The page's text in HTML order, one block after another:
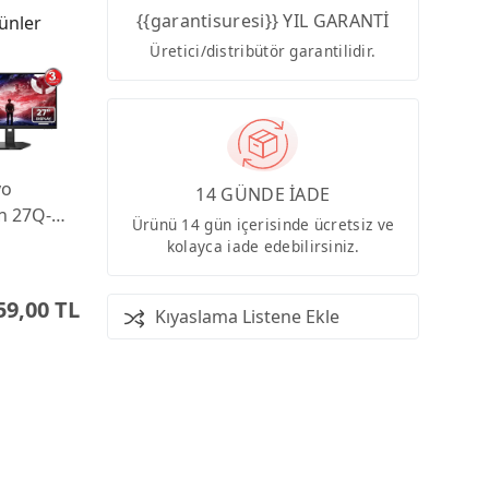
27Q-
TL
{{garantisuresi}} YIL GARANTİ
Üretici/distribütör garantilidir.
14 GÜNDE İADE
Ürünü 14 gün içerisinde ücretsiz ve
kolayca iade edebilirsiniz.
Kıyaslama Listene Ekle